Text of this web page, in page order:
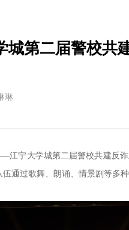
城第二届警校共
琳
江宁大学城第二届警校共建反
通过歌舞、朗诵、情景剧等多